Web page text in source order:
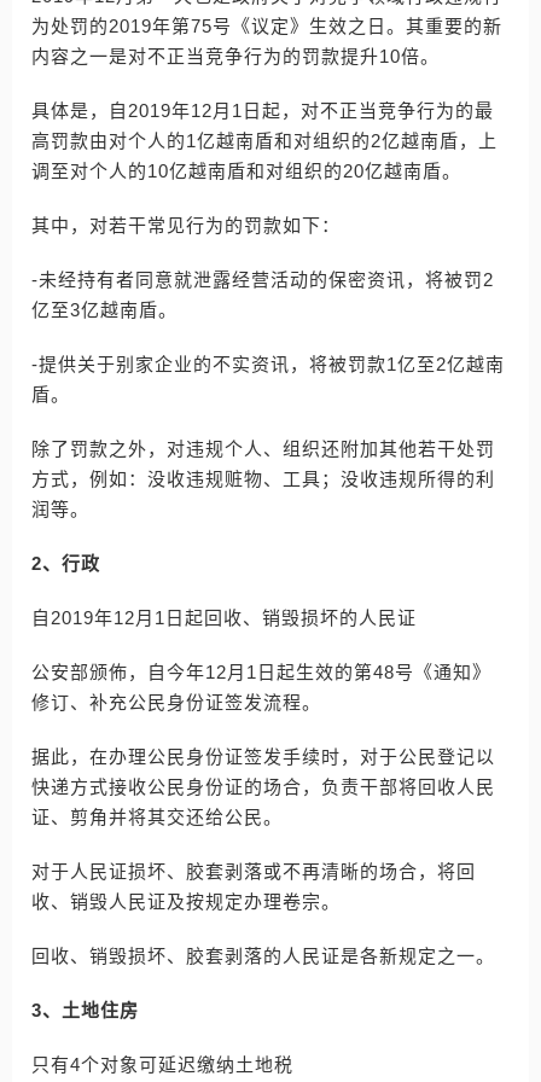
为处罚的2019年第75号《议定》生效之日。其重要的新
内容之一是对不正当竞争行为的罚款提升10倍。
具体是，自2019年12月1日起，对不正当竞争行为的最
高罚款由对个人的1亿越南盾和对组织的2亿越南盾，上
调至对个人的10亿越南盾和对组织的20亿越南盾。
其中，对若干常见行为的罚款如下：
-未经持有者同意就泄露经营活动的保密资讯，将被罚2
亿至3亿越南盾。
-提供关于别家企业的不实资讯，将被罚款1亿至2亿越南
盾。
除了罚款之外，对违规个人、组织还附加其他若干处罚
方式，例如：没收违规赃物、工具；没收违规所得的利
润等。
2、行政
自2019年12月1日起回收、销毁损坏的人民证
公安部颁佈，自今年12月1日起生效的第48号《通知》
修订、补充公民身份证签发流程。
据此，在办理公民身份证签发手续时，对于公民登记以
快递方式接收公民身份证的场合，负责干部将回收人民
证、剪角并将其交还给公民。
对于人民证损坏、胶套剥落或不再清晰的场合，将回
收、销毁人民证及按规定办理卷宗。
回收、销毁损坏、胶套剥落的人民证是各新规定之一。
3、土地住房
只有4个对象可延迟缴纳土地税